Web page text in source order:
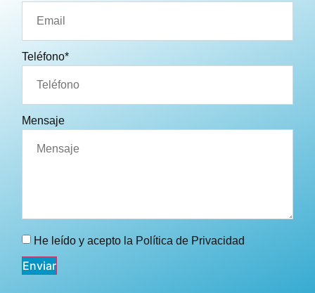
Teléfono*
Mensaje
He leído y acepto la Política de Privacidad
Enviar